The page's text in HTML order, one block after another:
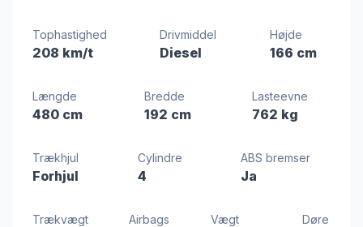
Tophastighed
208 km/t
Drivmiddel
Diesel
Højde
166 cm
Længde
480 cm
Bredde
192 cm
Lasteevne
762 kg
Trækhjul
Forhjul
Cylindre
4
ABS bremser
Ja
Trækvægt Airbags Vægt Døre